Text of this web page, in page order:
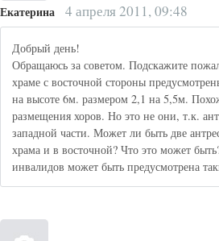
Екатерина 4 апреля 2011, 09:48
Добрый день!
Обращаюсь за советом. Подскажите
храме с восточной стороны
на высоте 6м. размером 2,1 на 5,5м.
размещения хоров. Но это не они, т.к.
западной части. Может ли быть две
храма и в восточной? Что это может
инвалидов может быть предусмотрена